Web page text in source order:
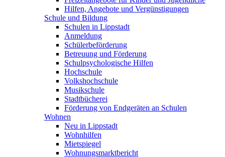
Hilfen, Angebote und Vergünstigungen
Schule und Bildung
Schulen in Lippstadt
Anmeldung
Schülerbeförderung
Betreuung und Förderung
Schulpsychologische Hilfen
Hochschule
Volkshochschule
Musikschule
Stadtbücherei
Förderung von Endgeräten an Schulen
Wohnen
Neu in Lippstadt
Wohnhilfen
Mietspiegel
Wohnungsmarktbericht